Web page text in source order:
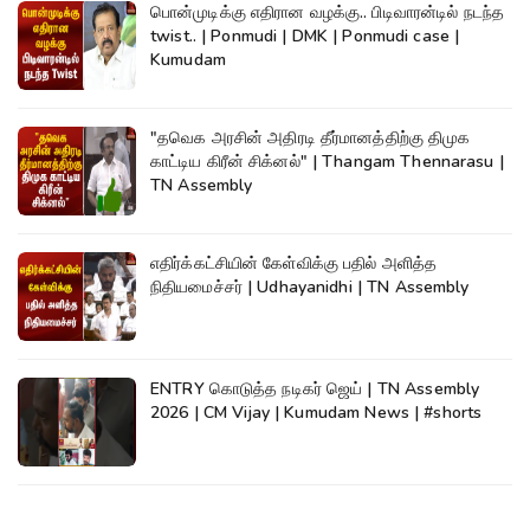
பொன்முடிக்கு எதிரான வழக்கு.. பிடிவாரன்டில் நடந்த
twist.. | Ponmudi | DMK | Ponmudi case |
Kumudam
"தவெக அரசின் அதிரடி தீர்மானத்திற்கு திமுக
காட்டிய கிரீன் சிக்னல்" | Thangam Thennarasu |
TN Assembly
எதிர்க்கட்சியின் கேள்விக்கு பதில் அளித்த
நிதியமைச்சர் | Udhayanidhi | TN Assembly
ENTRY கொடுத்த நடிகர் ஜெய் | TN Assembly
2026 | CM Vijay | Kumudam News | #shorts